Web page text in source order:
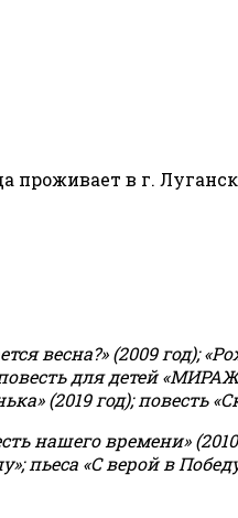
проживает в г.
весна?» (2009 год);
для детей
(2019 год); повесть
нашего времени»
пьеса «С верой в